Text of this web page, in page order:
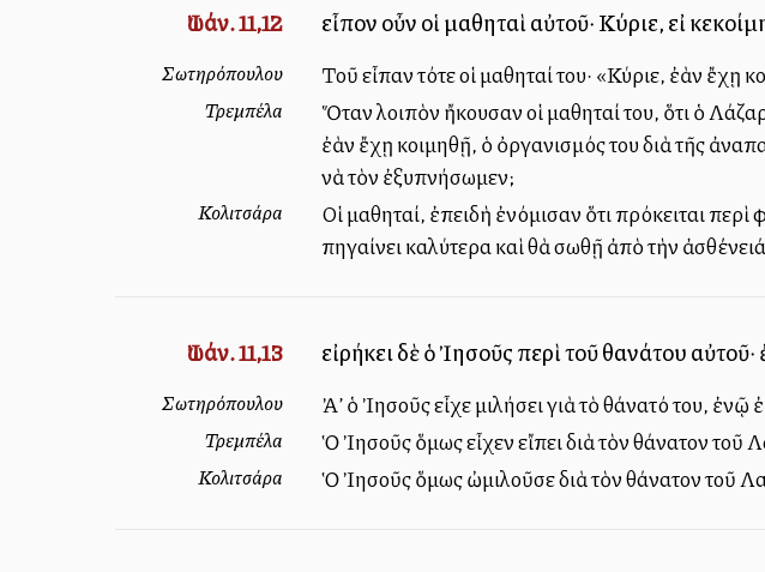
Ἰωάν. 11,12 εἶπον οὖν οἱ μαθηταὶ αὐτοῦ· Κύριε, εἰ
Σωτηρόπουλου Τοῦ εἶπαν τότε οἱ μαθηταί του· «Κύριε, ἐὰν ἔχῃ
Τρεμπέλα
Ὅταν λοιπὸν ἤκουσαν οἱ μαθηταί του, ὅτι ὁ
ἐὰν ἔχῃ κοιμηθῇ, ὁ ὀργανισμός του διὰ τῆς
νὰ τὸν ἐξυπνήσωμεν;
Κολιτσάρα
Οἱ μαθηταί, ἐπειδὴ ἐνόμισαν ὅτι πρόκειται
πηγαίνει καλύτερα καὶ θὰ σωθῇ ἀπὸ τὴν
Ἰωάν. 11,13 εἰρήκει δὲ ὁ Ἰησοῦς περὶ τοῦ θανάτου
Σωτηρόπουλου Ἀλλ’ ὁ Ἰησοῦς εἶχε μιλήσει γιὰ τὸ θάνατό του,
Τρεμπέλα Ὁ Ἰησοῦς ὅμως εἶχεν εἴπει διὰ τὸν θάνατον τοῦ
Κολιτσάρα Ὁ Ἰησοῦς ὅμως ὠμιλοῦσε διὰ τὸν θάνατον τοῦ